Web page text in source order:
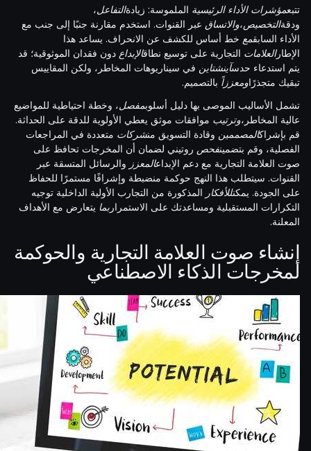
تتبعمؤشرات الأداء الرئيسية الملموسة: زيادةالتفاعل،
ودقةالتخصيص،والاتساق عبر القنوات. استخدم مقارنة جنبًا إلى جنب مع
الأداء السابقمع خط أساس للكشف عن الانحراف. يساعد هذا
الإطارالعلامات التجارية على توسيع نطاقالإبداع دون فقدان الموثوقية؛ قد
يتم استدعاء حدسآينشتاين في سيناريوهات المخاطر، ولكن المقاييس
تبقيك متجذرًاومعززاً بالتصميم.
تشمل الأساليب الموصى بها دليل أسلوبمفصل، وخطة احتياطية للمواضيع
عالية المخاطر،وترتيب موافقات موثق يعطي الأولوية للدقة على الحداثة.
قم بإشراكالمصممين وقادة التسويق منشركات متعددة في المراجعات
الفصلية، وقم بتضمينفحص روتيني لضمان أن المخرجات تحافظ على
صوت العلامة التجارية مع دعم الإبداعالمعزز والرسائل المتسقة عبر
القنوات. سيتطلب هذا النهج حوكمة منضبطة وإشرافًا مستمرًا للحفاظ
على الجودة. يمكنللأفكار المذكورة من التجارب الأولية الداخلية توجيه
التكرارات المستقبلية ومساعدتك على الاستمرار بما يتعارض مع الأهداف
المعلنة.
إنشاء صوت العلامة التجارية والحوكمة
لمخرجات الذكاء الاصطناعي